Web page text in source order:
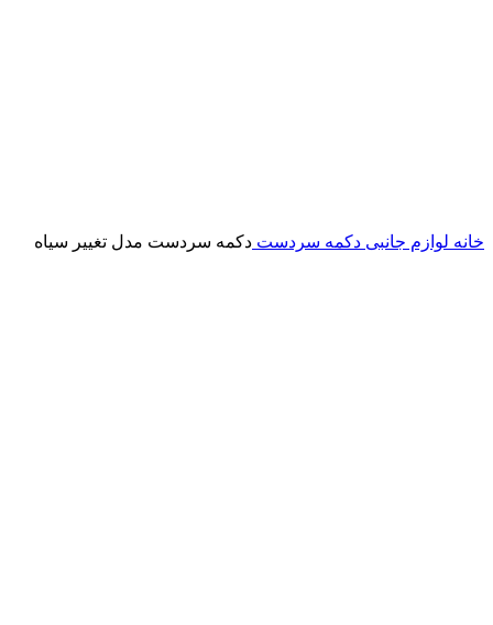
خانه لوازم جانبی دکمه سردست دکمه سردست مدل تغییر سیاه